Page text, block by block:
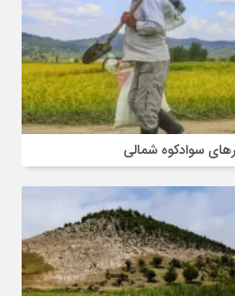
سوادکوه شمالی